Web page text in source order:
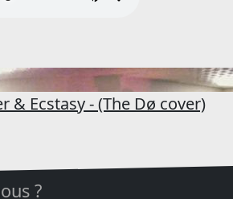
& Ecstasy - (The Dø cover)
?